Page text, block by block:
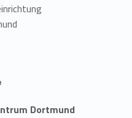
Dortmund